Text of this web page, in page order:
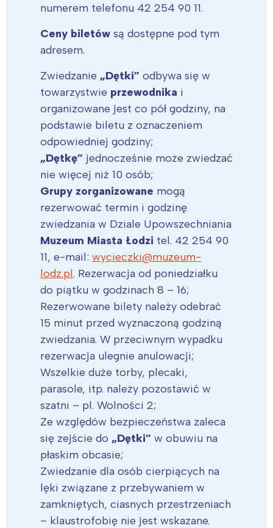
numerem telefonu 42 254 90 11.
Ceny biletów są dostępne pod tym
adresem.
Zwiedzanie „Dętki” odbywa się w
towarzystwie przewodnika i
organizowane jest co pół godziny, na
podstawie biletu z oznaczeniem
odpowiedniej godziny;
„Dętkę” jednocześnie może zwiedzać
nie więcej niż 10 osób;
Grupy zorganizowane mogą
rezerwować termin i godzinę
zwiedzania w Dziale Upowszechniania
Muzeum Miasta Łodzi tel. 42 254 90
11, e-mail: wycieczki@muzeum-
lodz.pl. Rezerwacja od poniedziałku
do piątku w godzinach 8 – 16;
Rezerwowane bilety należy odebrać
15 minut przed wyznaczoną godziną
zwiedzania. W przeciwnym wypadku
rezerwacja ulegnie anulowacji;
Wszelkie duże torby, plecaki,
parasole, itp. należy pozostawić w
szatni – pl. Wolności 2;
Ze względów bezpieczeństwa zaleca
się zejście do „Dętki” w obuwiu na
płaskim obcasie;
Zwiedzanie dla osób cierpiących na
lęki związane z przebywaniem w
zamkniętych, ciasnych przestrzeniach
– klaustrofobię nie jest wskazane.